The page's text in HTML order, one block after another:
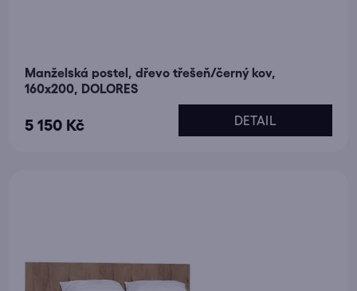
Manželská postel, dřevo třešeň/černý kov,
160x200, DOLORES
5 150 Kč DETAIL